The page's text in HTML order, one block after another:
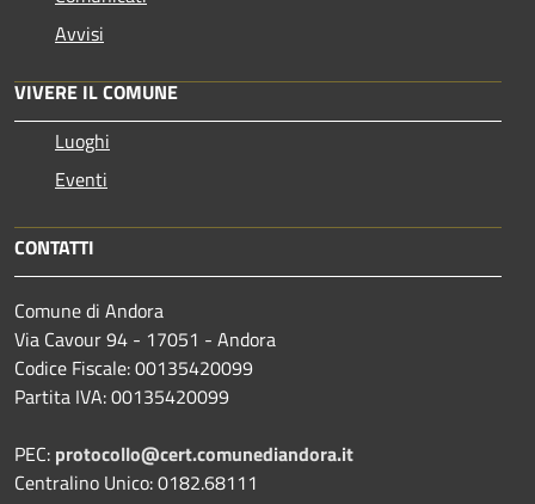
Avvisi
VIVERE IL COMUNE
Luoghi
Eventi
CONTATTI
Comune di Andora
Via Cavour 94 - 17051 - Andora
Codice Fiscale: 00135420099
Partita IVA: 00135420099
PEC: protocollo@cert.comunediandora.it
Centralino Unico: 0182.68111